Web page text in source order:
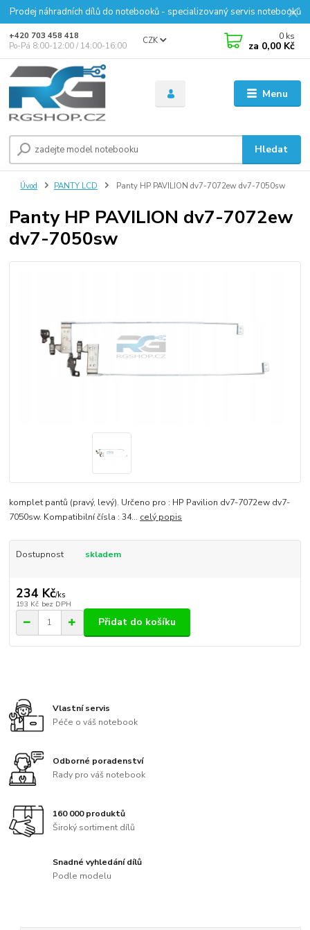
Prodej náhradních dílů do notebooků - specializovaný servis notebooků
Menu
CZK
Hledat
+420 703 458 418
Po-Pá 8:00-12:00 / 14:00-16:00
0 ks
za 0,00 Kč
Úvod PANTY LCD Panty HP PAVILION dv7-7072ew dv7-7050sw
Panty HP PAVILION dv7-7072ew
dv7-7050sw
komplet pantů (pravý, levý). Určeno pro : HP Pavilion dv7-7072ew dv7-
7050sw. Kompatibilní čísla : 34... celý popis
Dostupnost skladem
234 Kč/ks
193 Kč bez DPH
Přidat do košíku
Vlastní servis
Péče o váš notebook
Odborné poradenství
Rady pro váš notebook
160 000 produktů
Široký sortiment dílů
Snadné vyhledání dílů
Podle modelu